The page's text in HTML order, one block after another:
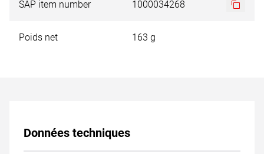
SAP item number 1000034268
Poids net 163 g
Données techniques